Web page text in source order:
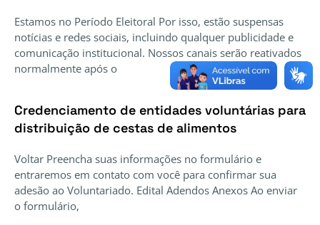
Estamos no Período Eleitoral Por isso, estão suspensas
notícias e redes sociais, incluindo qualquer publicidade e
comunicação institucional. Nossos canais serão reativados
normalmente após o
Credenciamento de entidades voluntárias para
distribuição de cestas de alimentos
Voltar Preencha suas informações no formulário e
entraremos em contato com você para confirmar sua
adesão ao Voluntariado. Edital Adendos Anexos Ao enviar
o formulário,